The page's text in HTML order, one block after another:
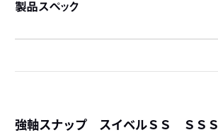
製品スペック
強軸スナップ スイベルＳＳ ＳＳＳ